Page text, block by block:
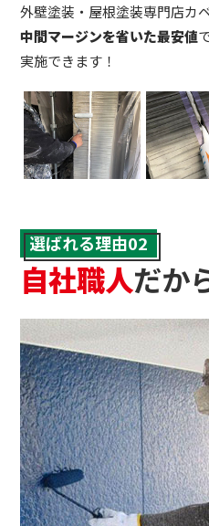
外壁塗装・屋根塗装専門店カ
中間マージンを省いた最安値
実施できます！
選ばれる理由02
自社職人だか